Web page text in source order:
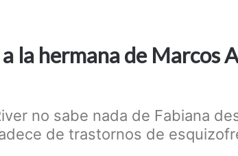
la hermana de Marcos
no sabe nada de Fabiana
de trastornos de